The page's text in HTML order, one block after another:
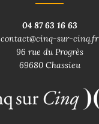
04 87 63 16 63
contact@cinq-sur-cinq.fr
96 rue du Progrès
69680 Chassieu